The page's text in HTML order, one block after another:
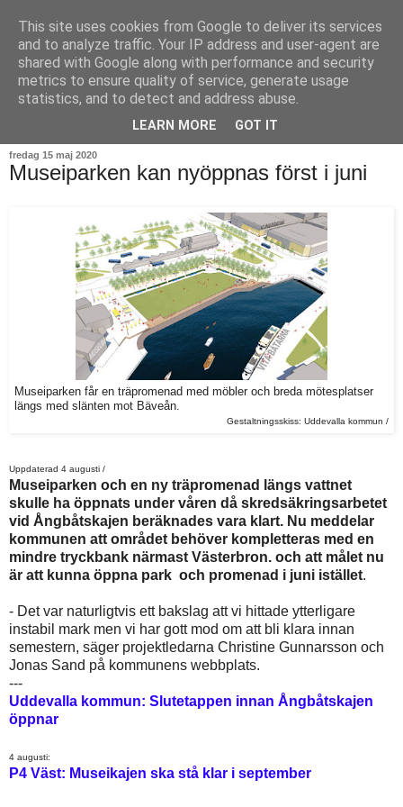
fredag 15 maj 2020
Museiparken kan nyöppnas först i juni
Museiparken får en träpromenad med möbler och breda mötesplatser
längs med slänten mot Bäveån.
Gestaltningsskiss: Uddevalla kommun /
Uppdaterad 4 augusti /
Museiparken och en ny träpromenad längs vattnet
skulle ha öppnats under våren då skredsäkringsarbetet
vid Ångbåtskajen beräknades vara klart. Nu meddelar
kommunen att området behöver kompletteras med en
mindre tryckbank närmast Västerbron. och att målet nu
är att kunna öppna park och promenad i juni istället.
- Det var naturligtvis ett bakslag att vi hittade ytterligare
instabil mark men vi har gott mod om att bli klara innan
semestern, säger projektledarna Christine Gunnarsson och
Jonas Sand på kommunens webbplats.
---
Uddevalla kommun: Slutetappen innan Ångbåtskajen
öppnar
4 augusti:
P4 Väst: Museikajen ska stå klar i september
This site uses cookies from Google to deliver its services
and to analyze traffic. Your IP address and user-agent are
shared with Google along with performance and security
metrics to ensure quality of service, generate usage
statistics, and to detect and address abuse.
LEARN MORE GOT IT